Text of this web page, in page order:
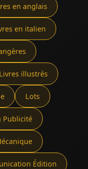
en anglais
en italien
Livres illustrés
Lots
Publicité
Édition